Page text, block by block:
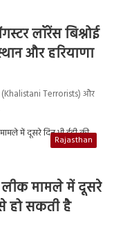
लॉरेंस बिश्नोई
और हरियाणा
Terrorists) और
Rajasthan
लीक मामले में दूसरे
हो सकती है